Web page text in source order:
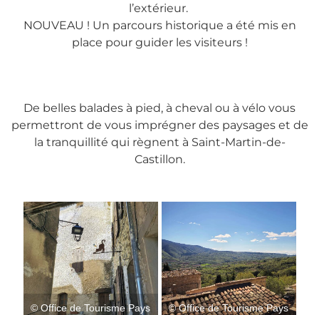
l’extérieur.
NOUVEAU ! Un parcours historique a été mis en
place pour guider les visiteurs !
De belles balades à pied, à cheval ou à vélo vous
permettront de vous imprégner des paysages et de
la tranquillité qui règnent à Saint-Martin-de-
Castillon.
© Office de Tourisme Pays
© Office de Tourisme Pays